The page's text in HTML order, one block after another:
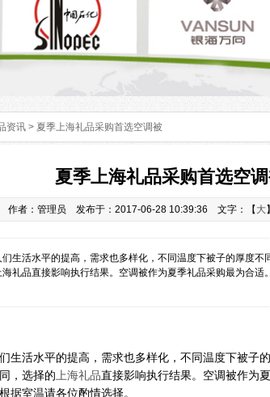
资讯 > 夏季上海礼品采购首选空调被
夏季上海礼品采购首选空
作者：管理员 发布于：2017-06-28 10:39:36 文字：【 大
生活水平的提高，需求也多样化，不同温度下被子的厚度
礼品直接影响执行结果。空调被作为夏季礼品采购最为合适
生活水平的提高，需求也多样化，不同温度下被子
，选择的上海礼品直接影响执行结果。空调被作为
据室温请各位酌情选择。